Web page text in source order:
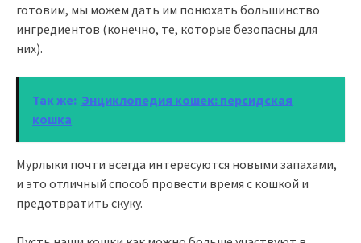
готовим, мы можем дать им понюхать большинство
ингредиентов (конечно, те, которые безопасны для
них).
Так же: Энциклопедия кошек: персидская
кошка
Мурлыки почти всегда интересуются новыми запахами,
и это отличный способ провести время с кошкой и
предотвратить скуку.